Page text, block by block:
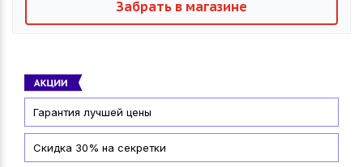
Забрать в магазине
Гарантия лучшей цены
Скидка 30% на секретки